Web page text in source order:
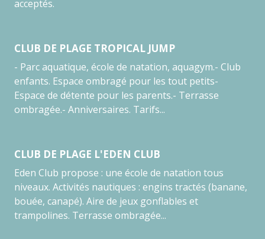
acceptés.
CLUB DE PLAGE TROPICAL JUMP
- Parc aquatique, école de natation, aquagym.- Club
enfants. Espace ombragé pour les tout petits-
Espace de détente pour les parents.- Terrasse
ombragée.- Anniversaires. Tarifs...
CLUB DE PLAGE L'EDEN CLUB
Eden Club propose : une école de natation tous
niveaux. Activités nautiques : engins tractés (banane,
bouée, canapé). Aire de jeux gonflables et
trampolines. Terrasse ombragée...